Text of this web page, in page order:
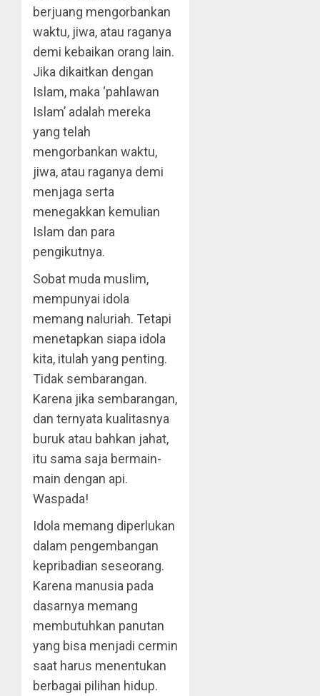
berjuang mengorbankan
waktu, jiwa, atau raganya
demi kebaikan orang lain.
Jika dikaitkan dengan
Islam, maka ‘pahlawan
Islam’ adalah mereka
yang telah
mengorbankan waktu,
jiwa, atau raganya demi
menjaga serta
menegakkan kemulian
Islam dan para
pengikutnya.
Sobat muda muslim,
mempunyai idola
memang naluriah. Tetapi
menetapkan siapa idola
kita, itulah yang penting.
Tidak sembarangan.
Karena jika sembarangan,
dan ternyata kualitasnya
buruk atau bahkan jahat,
itu sama saja bermain-
main dengan api.
Waspada!
Idola memang diperlukan
dalam pengembangan
kepribadian seseorang.
Karena manusia pada
dasarnya memang
membutuhkan panutan
yang bisa menjadi cermin
saat harus menentukan
berbagai pilihan hidup.